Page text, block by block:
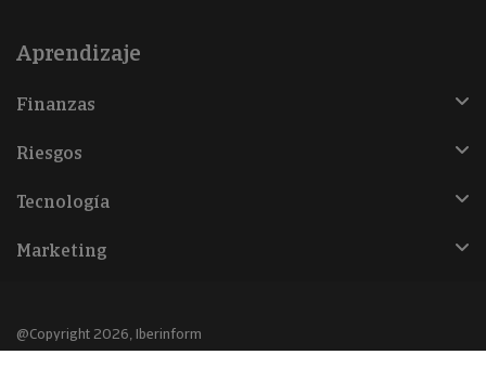
Aprendizaje
Finanzas
Riesgos
Tecnología
Marketing
@Copyright 2026, Iberinform